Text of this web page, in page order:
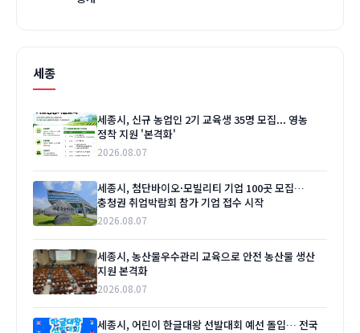
세종
세종시, 신규 농업인 2기 교육생 35명 모집... 영농
정착 지원 '본격화'
2026.08.07
세종시, 첨단바이오·모빌리티 기업 100곳 모집…
충청권 취업박람회 참가 기업 접수 시작
2026.08.07
세종시, 농산물우수관리 교육으로 안전 농산물 생산
지원 본격화
2026.08.07
세종시, 어린이 한글대왕 선발대회 예선 돌입… 전국